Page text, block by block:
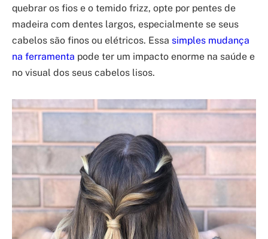
quebrar os fios e o temido frizz, opte por pentes de
madeira com dentes largos, especialmente se seus
cabelos são finos ou elétricos. Essa simples mudança
na ferramenta pode ter um impacto enorme na saúde e
no visual dos seus cabelos lisos.